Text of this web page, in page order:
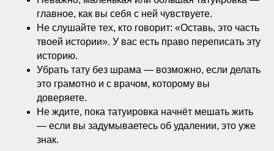
главное, как вы себя с ней чувствуете.
Не слушайте тех, кто говорит: «Оставь, это часть
твоей истории». У вас есть право переписать эту
историю.
Убрать тату без шрама — возможно, если делать
это грамотно и с врачом, которому вы
доверяете.
Не ждите, пока татуировка начнёт мешать жить
— если вы задумываетесь об удалении, это уже
знак.